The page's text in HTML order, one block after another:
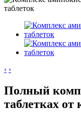
‹ ›
Полный
таблетках